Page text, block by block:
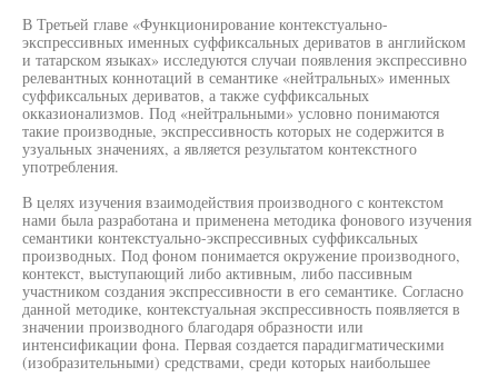
В Третьей главе «Функционирование контекстуально-
экспрессивных именных суффиксальных дериватов в английском
и татарском языках» исследуются случаи появления экспрессивно
релевантных коннотаций в семантике «нейтральных» именных
суффиксальных дериватов, а также суффиксальных
окказионализмов. Под «нейтральными» условно понимаются
такие производные, экспрессивность которых не содержится в
узуальных значениях, а является результатом контекстного
употребления.
В целях изучения взаимодействия производного с контекстом
нами была разработана и применена методика фонового изучения
семантики контекстуально-экспрессивных суффиксальных
производных. Под фоном понимается окружение производного,
контекст, выступающий либо активным, либо пассивным
участником создания экспрессивности в его семантике. Согласно
данной методике, контекстуальная экспрессивность появляется в
значении производного благодаря образности или
интенсификации фона. Первая создается парадигматическими
(изобразительными) средствами, среди которых наибольшее